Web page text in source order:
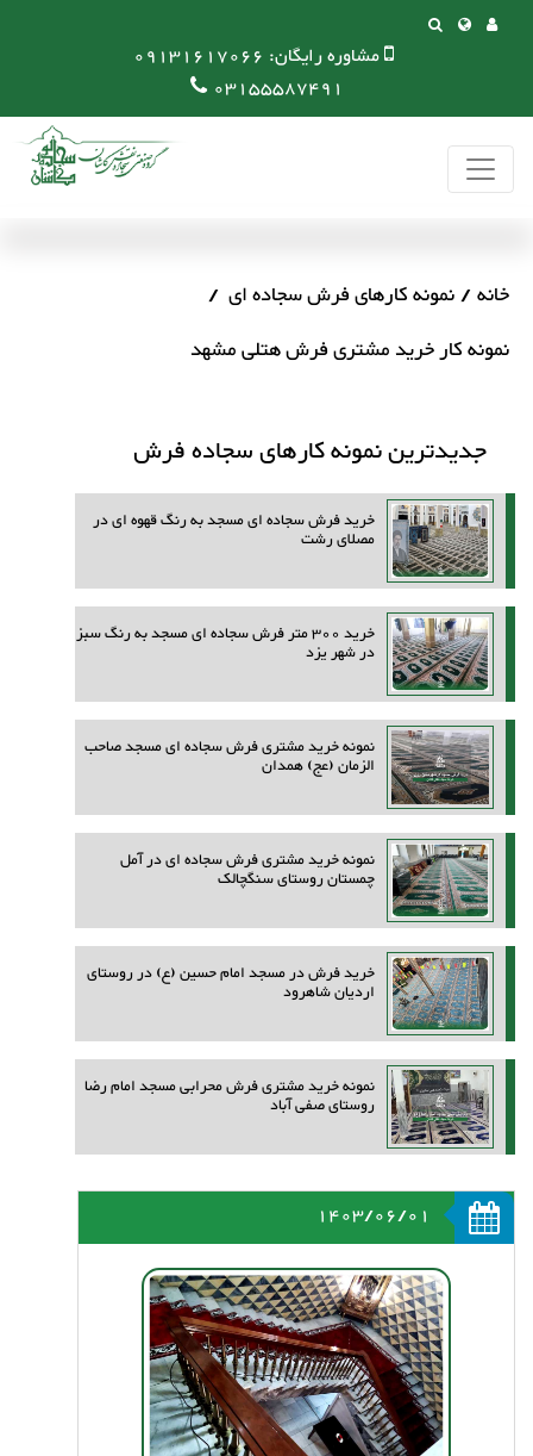
مشاوره رایگان: 09131617066
03155587491
خانه نمونه کارهای فرش سجاده ای
نمونه کار خرید مشتری فرش هتلی مشهد
جدیدترین نمونه کارهای سجاده فرش
خرید فرش سجاده ای مسجد به رنگ قهوه ای در
مصلای رشت
خرید 300 متر فرش سجاده ای مسجد به رنگ سبز
در شهر یزد
نمونه خرید مشتری فرش سجاده ای مسجد صاحب
الزمان (عج) همدان
نمونه خرید مشتری فرش سجاده ای در آمل
چمستان روستای سنگچالک
خرید فرش در مسجد امام حسین (ع) در روستای
اردیان شاهرود
نمونه خرید مشتری فرش محرابی مسجد امام رضا
روستای صفی آباد
1403/06/01